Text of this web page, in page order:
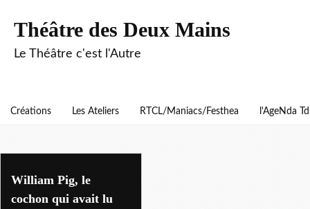
Théâtre des Deux Mains
Le Théâtre c'est l'Autre
Créations Les Ateliers RTCL/Maniacs/Festhea l'AgeNda
william pig
William Pig, le
cochon qui avait lu